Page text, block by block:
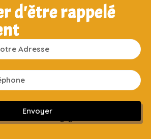
d'être rappelé
Envoyer
Sans engagement ni frais cachés